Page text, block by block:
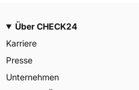
Über CHECK24
Karriere
Presse
Unternehmen